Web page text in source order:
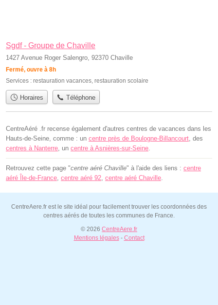
Sgdf - Groupe de Chaville
1427 Avenue Roger Salengro, 92370 Chaville
Fermé, ouvre à 8h
Services : restauration vacances, restauration scolaire
Horaires Téléphone
CentreAéré .fr recense également d'autres centres de vacances dans les
Hauts-de-Seine, comme : un centre près de Boulogne-Billancourt , des
centres à Nanterre , un centre à Asnières-sur-Seine
Retrouvez cette page "centre aéré Chaville" à l'aide des liens : centre
aéré Île-de-France centre aéré 92 centre aéré Chaville
CentreAere.fr est le site idéal pour facilement trouver les coordonnées des
centres aérés de toutes les communes de France.
© 2026 CentreAere.fr
Mentions légales- Contact